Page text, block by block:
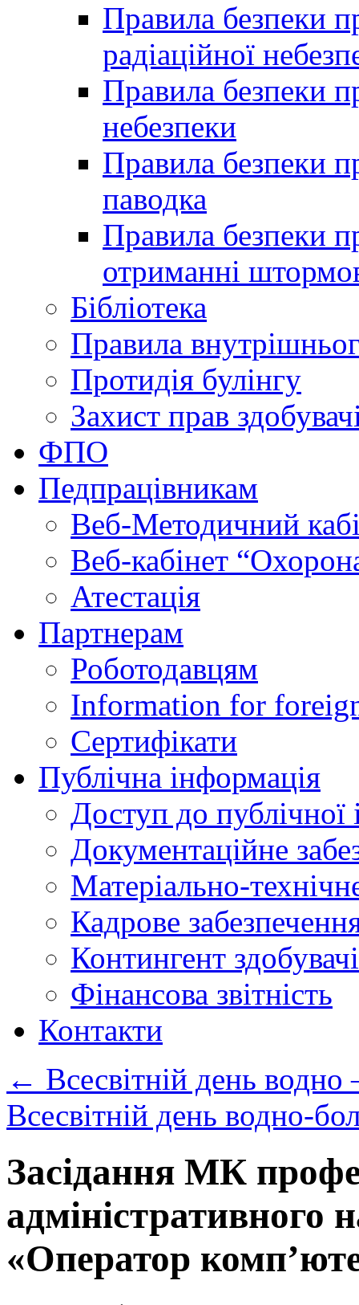
Правила безпеки
радіаційної
Правила безпеки
небезпеки
Правила безпеки
паводка
Правила безпеки
отриманні
Бібліотека
Правила
Протидія булінгу
Захист прав
ФПО
Педпрацівникам
Веб-Методичний
Веб-кабінет
Атестація
Партнерам
Роботодавцям
Information for
Сертифікати
Публічна інформація
Доступ до публічної
Документаційне
Матеріально-
Кадрове
Контингент
Фінансова звітність
Контакти
← Всесвітній день водно
Всесвітній день водно-
Засідання МК
адміністративного
«Оператор